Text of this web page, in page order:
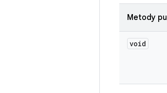
Metody
void